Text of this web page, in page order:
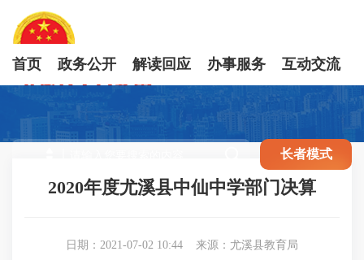
首页 政务公开 解读回应 办事服务 互动交流
长者模式
2020年度尤溪县中仙中学部门决算
日期：2021-07-02 10:44 来源：尤溪县教育局